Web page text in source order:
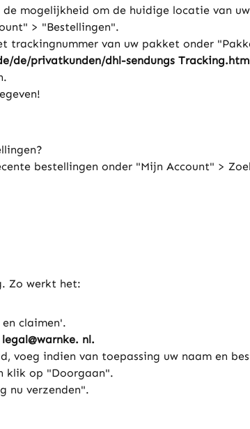
mogelijkheid om de huidige locatie van
> "Bestellingen".
trackingnummer van uw pakket onder
de/privatkunden/dhl-sendungs
bestellingen onder "Mijn Account" >
Zo werkt het:
claimen'.
legal@warnke. nl.
voeg indien van toepassing uw naam en
klik op "Doorgaan".
nu verzenden".